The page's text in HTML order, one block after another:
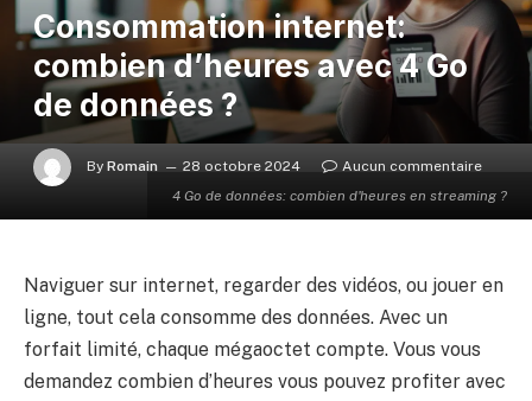
4 Go de données: combien d'heures en streaming ?
Consommation internet:
combien d’heures avec 4 Go
de données ?
By Romain 28 octobre 2024 Aucun commentaire
Naviguer sur internet, regarder des vidéos, ou jouer en
ligne, tout cela consomme des données. Avec un
forfait limité, chaque mégaoctet compte. Vous vous
demandez combien d’heures vous pouvez profiter avec